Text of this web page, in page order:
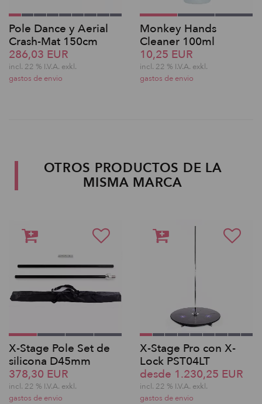
Pole Dance y Aerial
Crash-Mat 150cm
286,03 EUR
incl. 22 % I.V.A. exkl.
gastos de envio
Monkey Hands
Cleaner 100ml
10,25 EUR
incl. 22 % I.V.A. exkl.
gastos de envio
OTROS PRODUCTOS DE LA
MISMA MARCA
X-Stage Pole Set de
silicona D45mm
378,30 EUR
incl. 22 % I.V.A. exkl.
gastos de envio
X-Stage Pro con X-
Lock PST04LT
desde 1.230,25 EUR
incl. 22 % I.V.A. exkl.
gastos de envio